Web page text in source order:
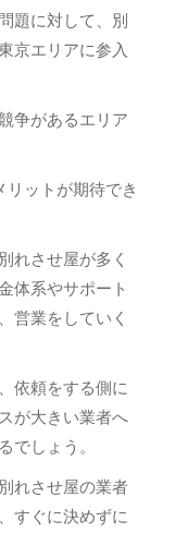
題に対して、別
京エリアに参入
争があるエリア
ットが期待でき
れさせ屋が多く
体系やサポート
営業をしていく
依頼をする側に
が大きい業者へ
でしょう。
れさせ屋の業者
すぐに決めずに